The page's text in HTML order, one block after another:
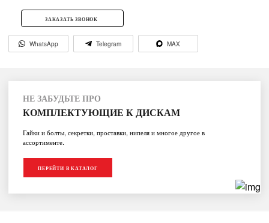
ЗАКАЗАТЬ ЗВОНОК
WhatsApp Telegram MAX
НЕ ЗАБУДЬТЕ ПРО
КОМПЛЕКТУЮЩИЕ К ДИСКАМ
Гайки и болты, секретки, проставки, нипеля и многое другое в
ассортименте.
ПЕРЕЙТИ В КАТАЛОГ